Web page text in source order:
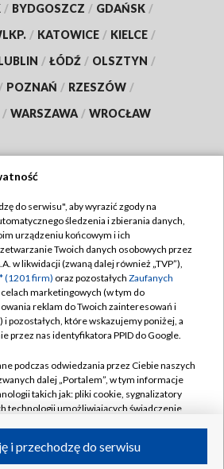
/ BYDGOSZCZ / GDAŃSK /
/ KATOWICE / KIELCE /
/ ŁÓDŹ / OLSZTYN /
/ POZNAŃ / RZESZÓW /
/ WARSZAWA / WROCŁAW
TVP
TVP
Cyfrowa
Regulamin TVP
prywatności
Moje zgody
Pomoc
Kontakt
Kanały
do serwisu", aby wyrazić zgody na
śledzenia i zbierania danych,
urządzeniu końcowym i ich
Twoich danych osobowych przez
w likwidacji (zwaną dalej również „TVP”),
(1201 firm) oraz pozostałych Zaufanych
celach marketingowych (w tym do
reklam do Twoich zainteresowań i
pozostałych, które wskazujemy poniżej, a
przez nas identyfikatora PPID do Google.
podczas odwiedzania przez Ciebie naszych
dalej „Portalem”, w tym informacje
takich jak: pliki cookie, sygnalizatory
technologii umożliwiających świadczenie
i przechodzę do serwisu